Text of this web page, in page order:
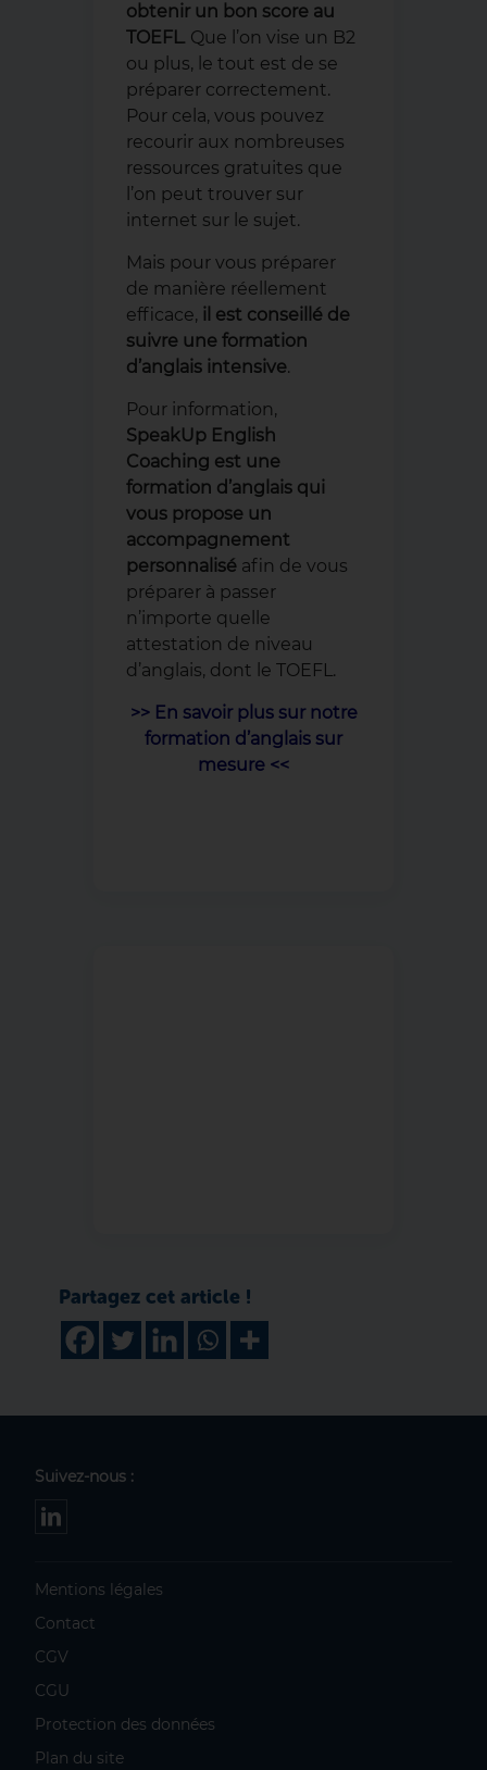
obtenir un bon score au
TOEFL. Que l’on vise un B2
ou plus, le tout est de se
préparer correctement.
Pour cela, vous pouvez
recourir aux nombreuses
ressources gratuites que
l’on peut trouver sur
internet sur le sujet.
Mais pour vous préparer
de manière réellement
efficace, il est conseillé de
suivre une formation
d’anglais intensive.
Pour information,
SpeakUp English
Coaching est une
formation d’anglais qui
vous propose un
accompagnement
personnalisé afin de vous
préparer à passer
n’importe quelle
attestation de niveau
d’anglais, dont le TOEFL.
>> En savoir plus sur notre
formation d’anglais sur
mesure <<
Mentions légales
Contact
CGV
CGU
Protection des données
Plan du site
Suivez-nous :